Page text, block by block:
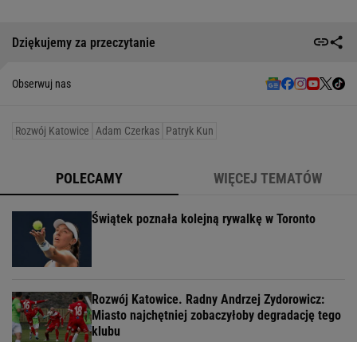
Dziękujemy za przeczytanie
Obserwuj nas
Rozwój Katowice Adam Czerkas Patryk Kun
POLECAMY WIĘCEJ TEMATÓW
Świątek poznała kolejną rywalkę w Toronto
Rozwój Katowice. Radny Andrzej Zydorowicz:
Miasto najchętniej zobaczyłoby degradację tego
klubu